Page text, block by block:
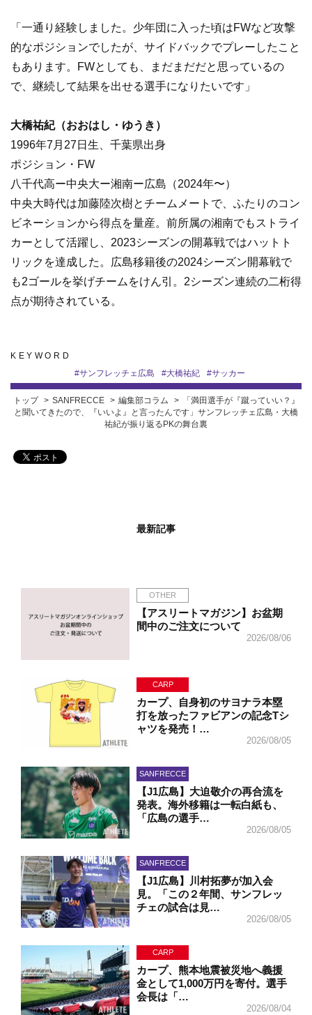
「一通り経験しました。少年団に入った頃はFWなど攻撃
的なポジションでしたが、サイドバックでプレーしたこと
もあります。FWとしても、まだまだだと思っているの
で、継続して結果を出せる選手になりたいです」
大橋祐紀（おおはし・ゆうき）
1996年7月27日生、千葉県出身
ポジション・FW
八千代高ー中央大ー湘南ー広島（2024年〜）
中央大時代は加藤陸次樹とチームメートで、ふたりのコン
ビネーションから得点を量産。前所属の湘南でもストライ
カーとして活躍し、2023シーズンの開幕戦ではハットト
リックを達成した。広島移籍後の2024シーズン開幕戦で
も2ゴールを挙げチームをけん引。2シーズン連続の二桁得
点が期待されている。
KEYWORD
#サンフレッチェ広島 #大橋祐紀 #サッカー
トップ SANFRECCE 編集部コラム
「満田選手が『蹴っていい？』
と聞いてきたので、『いいよ』と言ったんです」サンフレッチェ広島・大橋
祐紀が振り返るPKの舞台裏
最新記事
OTHER
【アスリートマガジン】お盆期
間中のご注文について
2026/08/06
CARP
カープ、自身初のサヨナラ本塁
打を放ったファビアンの記念Tシ
ャツを発売！…
2026/08/05
SANFRECCE
【J1広島】大迫敬介の再合流を
発表。海外移籍は一転白紙も、
「広島の選手…
2026/08/05
SANFRECCE
【J1広島】川村拓夢が加入会
見。「この２年間、サンフレッ
チェの試合は見…
2026/08/05
CARP
カープ、熊本地震被災地へ義援
金として1,000万円を寄付。選手
会長は「…
2026/08/04